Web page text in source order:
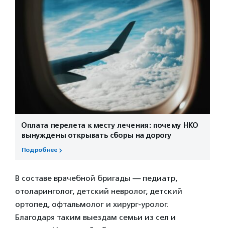
Оплата перелета к месту лечения: почему НКО
вынуждены открывать сборы на дорогу
Подробнее
В составе врачебной бригады — педиатр,
отоларинголог, детский невролог, детский
ортопед, офтальмолог и хирург-уролог.
Благодаря таким выездам семьи из сел и